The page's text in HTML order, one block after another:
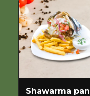
Shawarma pan